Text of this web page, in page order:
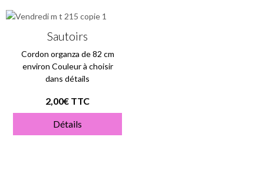
Sautoirs
Cordon organza de 82 cm
environ Couleur à choisir
dans détails
2,00€ TTC
Détails